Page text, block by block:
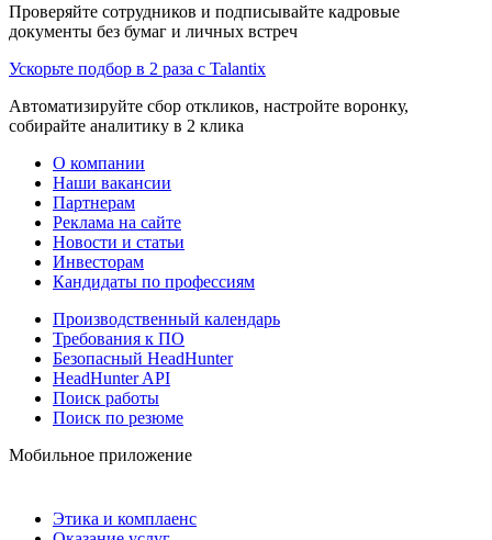
Проверяйте сотрудников и подписывайте кадровые
документы без бумаг и личных встреч
Ускорьте подбор в 2 раза с Talantix
Автоматизируйте сбор откликов, настройте воронку,
собирайте аналитику в 2 клика
О компании
Наши вакансии
Партнерам
Реклама на сайте
Новости и статьи
Инвесторам
Кандидаты по профессиям
Производственный календарь
Требования к ПО
Безопасный HeadHunter
HeadHunter API
Поиск работы
Поиск по резюме
Мобильное приложение
Этика и комплаенс